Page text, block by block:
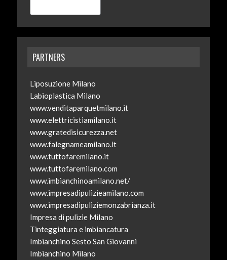
PARTNERS
Liposuzione Milano
Labioplastica Milano
www.venditaparquetmilano.it
www.elettricistiamilano.it
www.gratedisicurezza.net
www.falegnameamilano.it
www.tuttofaremilano.it
www.tuttofaremilano.com
www.imbianchinoamilano.net/
www.impresadipulizieamilano.com
www.impresadipuliziemonzabrianza.it
Impresa di pulizie Milano
Tinteggiatura e imbiancatura
Imbianchino Sesto San Giovanni
Imbianchino Milano